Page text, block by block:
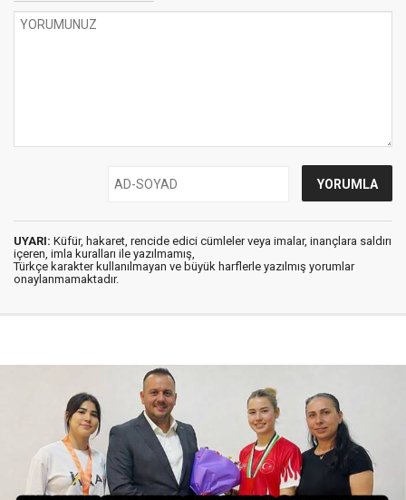
UYARI: Küfür, hakaret, rencide edici cümleler veya imalar, inançlara saldırı
içeren, imla kuralları ile yazılmamış,
Türkçe karakter kullanılmayan ve büyük harflerle yazılmış yorumlar
onaylanmamaktadır.